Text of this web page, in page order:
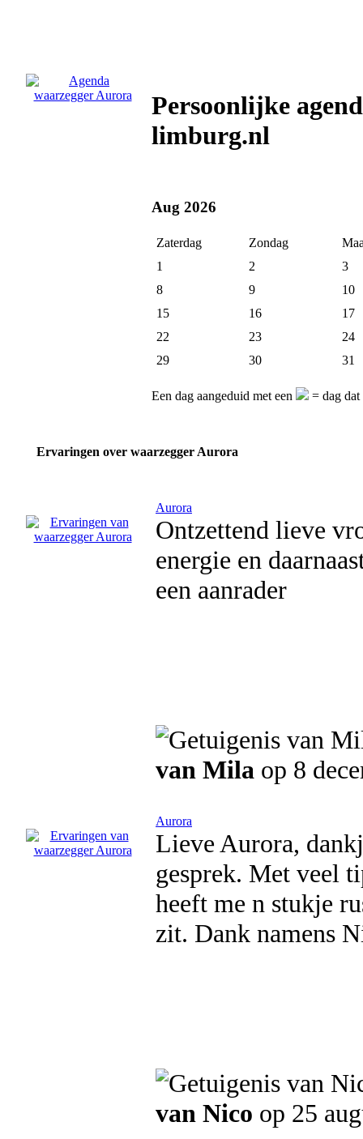
Persoonlijke
limburg.nl
Aug 2026
Zaterdag Zondag
1
2
3
8
9
10
15
16
17
22
23
24
29
30 31
Een dag aangeduid met een = dag
Ervaringen over waarzegger Aurora
Aurora
Ontzettend lieve
energie en
een aanrader
van Mila op 8
Aurora
Lieve Aurora,
gesprek. Met veel
heeft me n stukje
zit. Dank namens
van Nico op 25